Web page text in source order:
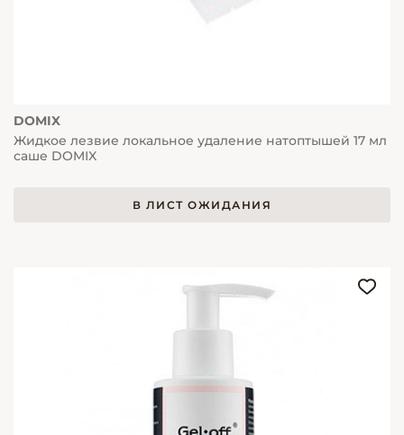
DOMIX
Жидкое лезвие локальное удаление натоптышей 17 мл
саше DOMIX
В ЛИСТ ОЖИДАНИЯ